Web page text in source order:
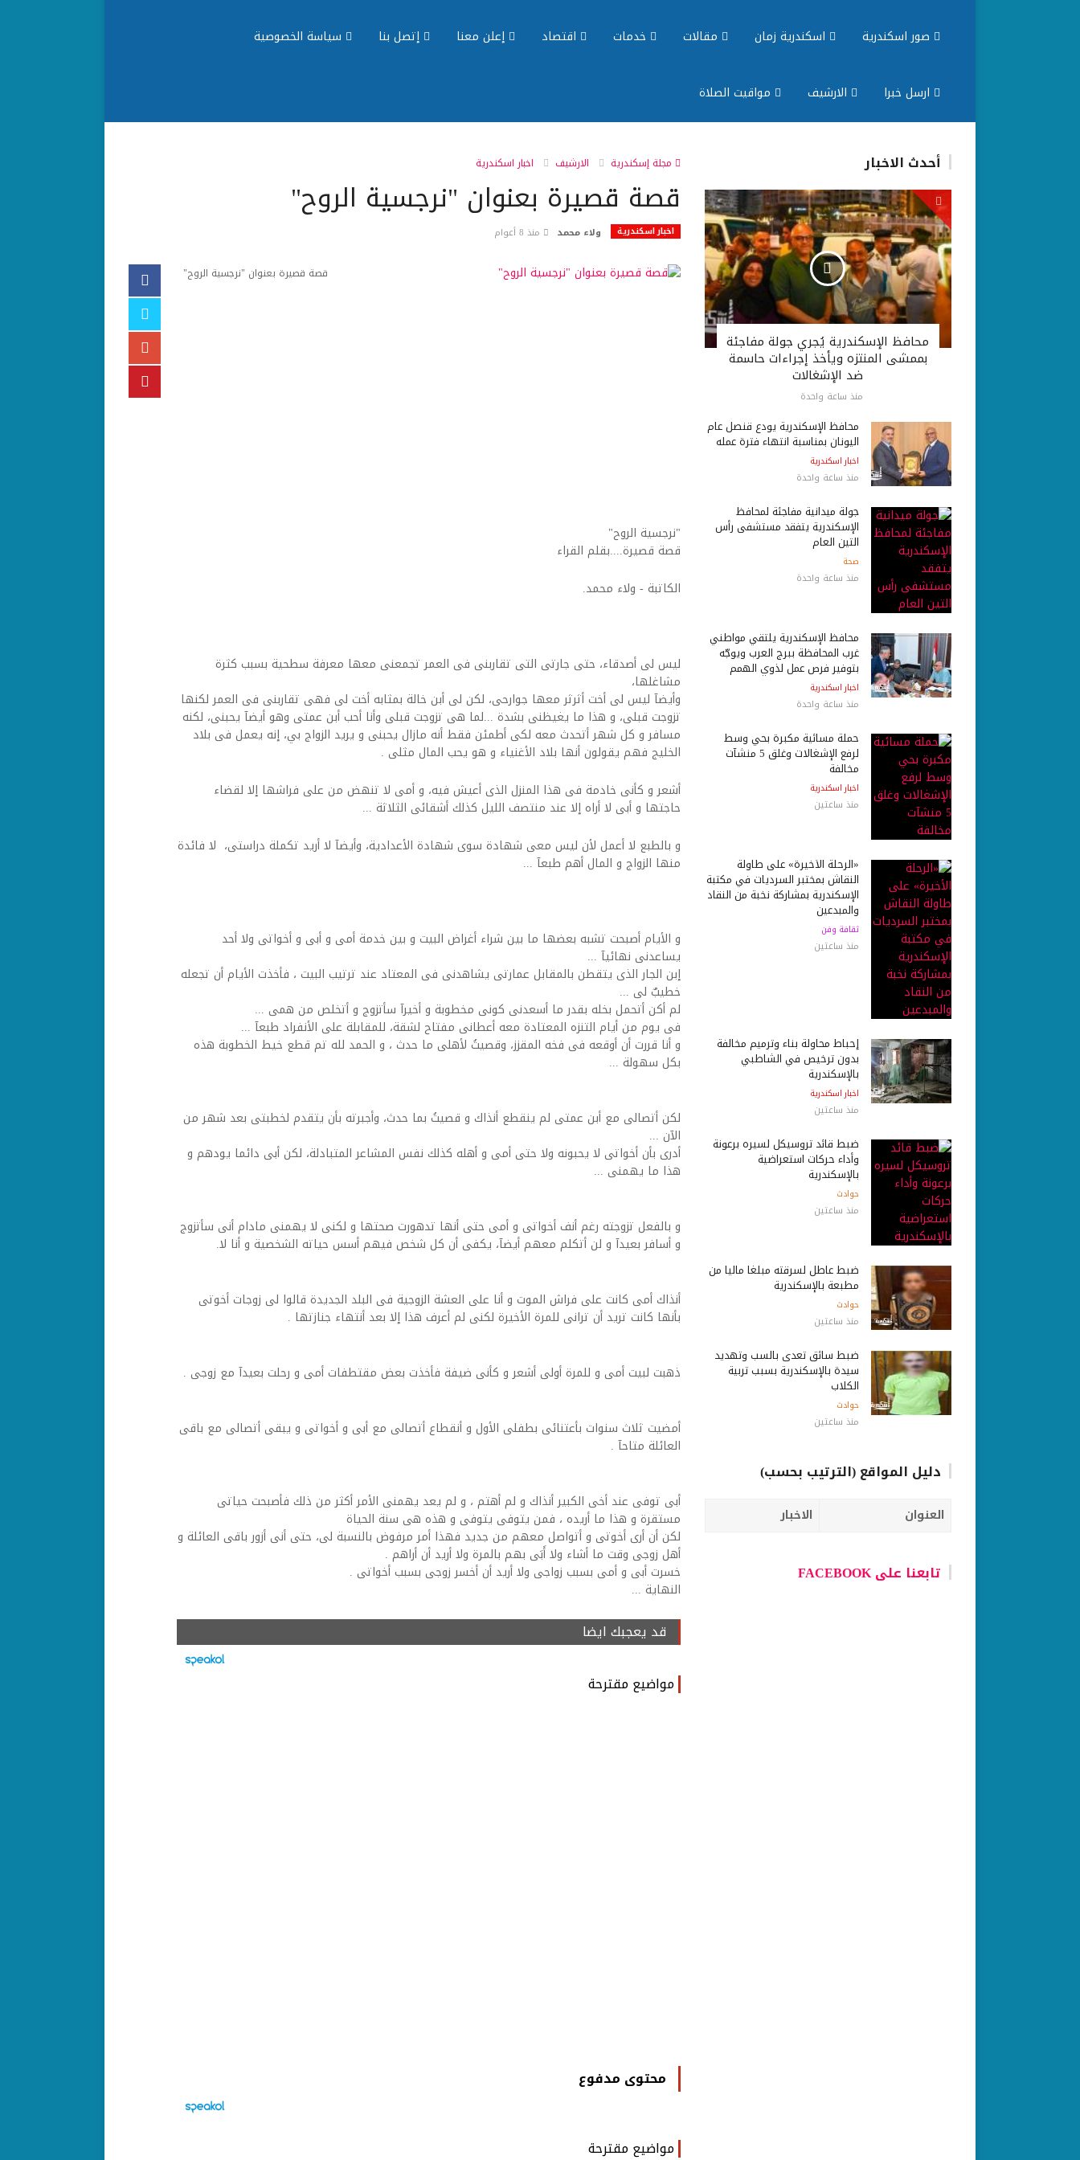
صور اسكندرية اسكندرية زمان مقالات خدمات اقتصاد إعلن معنا إتصل بنا سياسة الخصوصية
ارسل خبرا الارشيف مواقيت الصلاة
مجلة إسكندرية الارشيف اخبار اسكندرية
قصة قصيرة بعنوان "نرجسية الروح"
اخبار اسكندرية ولاء محمد منذ 8 أعوام
قصة قصيرة بعنوان "نرجسية الروح"
"نرجسية الروح"
قصة قصيرة....بقلم القراء
الكاتبة - ولاء محمد.
ليس لى أصدقاء، حتى جارتى التى تقاربنى فى العمر تجمعنى معها معرفة سطحية بسبب كثرة
مشاغلها،
وأيضآ ليس لى أخت أثرثر معها جوارحى، لكن لى أبن خالة بمثابه أخت لى فهى تقاربنى فى العمر لكنها
تزوجت قبلى، و هذا ما يغيظنى بشدة ...لما هى تزوجت قبلى وأنا أحب أبن عمتى وهو أيضآ يحبنى، لكنه
مسافر و كل شهر أتحدث معه لكى أطمئن فقط أنه مازال يحبنى و يريد الزواج بي،إنه يعمل فى بلاد
الخليج فهم يقولون أنها بلاد الأغنياء و هو يحب المال مثلى .
أشعر و كأنى خادمة فى هذا المنزل الذى أعيش فيه، و أمى لا تنهض من على فراشها إلا لقضاء
حاجتها و أبى لا أراه إلا عند منتصف الليل كذلك أشقائى الثلاثة ...
و بالطبع لا أعمل لأن ليس معى شهادة سوى شهادة الأعدادية، وأيضآ لا أريد تكملة دراستى، لا فائدة
منها الزواج و المال أهم طبعآ ...
و الأيام أصبحت تشبه بعضها ما بين شراء أغراض البيت و بين خدمة أمى و أبى و أخواتى ولا أحد
يساعدنى نهائيآ ...
إبن الجار الذى يتقطن بالمقابل عمارتى يشاهدنى فى المعتاد عند ترتيب البيت ، فأخذت الأيام أن تجعله
خطيبٌ لى ...
لم أكن أتحمل بخله بقدر ما أسعدنى كونى مخطوبة و أخيرآ سأتزوج و أتخلص من همى ...
فى يوم من أيام التنزه المعتادة معه أعطانى مفتاح لشقة، للمقابلة على الأنفراد طبعآ ...
و أنا قررت أن أوقعه فى فخه المقزز، وقصيتُ لأهلى ما حدث ، و الحمد لله تم قطع خيط الخطوبة هذه
بكل سهولة ...
لكن أتصالى مع أبن عمتى لم ينقطع أنذاك و قصيتُ بما حدث، وأجبرته بأن يتقدم لخطبتى بعد شهر من
الآن ...
أدرى بأن أخواتى لا يحبونه ولا حتى أمى و أهله كذلك نفس المشاعر المتبادلة، لكن أبى دائما يودهم و
هذا ما يهمنى ...
و بالفعل تزوجته رغم أنف أخواتى و أمى حتى أنها تدهورت صحتها و لكنى لا يهمنى مادام أنى سأتزوج
و أسافر بعيدآ و لن أتكلم معهم أيضآ، يكفى أن كل شخص فيهم أسس حياته الشخصية و أنا لا.
أنذاك أمى كانت على فراش الموت و أنا على العشة الزوجية فى البلد الجديدة قالوا لى زوجات أخوتى
بأنها كانت تريد أن ترانى للمرة الأخيرة لكنى لم أعرف هذا إلا بعد أنتهاء جنازتها .
ذهبت لبيت أمى و للمرة أولى أشعر و كأنى ضيفة فأخذت بعض مقتطفات أمى و رحلت بعيدآ مع زوجى .
أمضيت ثلاث سنوات بأعتنائى بطفلى الأول و أنقطاع أتصالى مع أبى و أخواتى و يبقى أتصالى مع باقى
العائلة متاحآ .
أبى توفى عند أخى الكبير أنذاك و لم أهتم ، و لم يعد يهمنى الأمر أكثر من ذلك فأصبحت حياتى
مستقرة و هذا ما أريده ، فمن يتوفى يتوفى و هذه هى سنة الحياة
لكن أن أرى أخوتى و أتواصل معهم من جديد فهذا أمر مرفوض بالنسبة لى، حتى أنى أزور باقى العائلة و
أهل زوجى وقت ما أشاء ولا أَبَى بهم بالمرة ولا أريد أن أراهم .
خسرت أبى و أمى بسبب زواجى ولا أريد أن أخسر زوجى بسبب أخواتى .
النهاية ...
قد يعجبك ايضا
مواضيع مقترحة
محتوى مدفوع
مواضيع مقترحة
أحدث الاخبار
محافظ الإسكندرية يُجري جولة مفاجئة
بممشى المنتزه ويأخذ إجراءات حاسمة
ضد الإشغالات
منذ ساعة واحدة
محافظ الإسكندرية يودع قنصل عام
اليونان بمناسبة انتهاء فترة عمله
اخبار اسكندرية
منذ ساعة واحدة
جولة ميدانية مفاجئة لمحافظ
الإسكندرية يتفقد مستشفى رأس
التين العام
صحة
منذ ساعة واحدة
محافظ الإسكندرية يلتقي مواطني
غرب المحافظة ببرج العرب ويوجّه
بتوفير فرص عمل لذوي الهمم
اخبار اسكندرية
منذ ساعة واحدة
حملة مسائية مكبرة بحي وسط
لرفع الإشغالات وغلق 5 منشآت
مخالفة
اخبار اسكندرية
منذ ساعتين
«الرحلة الأخيرة» على طاولة
النقاش بمختبر السرديات في مكتبة
الإسكندرية بمشاركة نخبة من النقاد
والمبدعين
ثقافة وفن
منذ ساعتين
إحباط محاولة بناء وترميم مخالفة
بدون ترخيص في الشاطبي
بالإسكندرية
اخبار اسكندرية
منذ ساعتين
ضبط قائد تروسيكل لسيره برعونة
وأداء حركات استعراضية
بالإسكندرية
حوادث
منذ ساعتين
ضبط عاطل لسرقته مبلغاً مالياً من
مطبعة بالإسكندرية
حوادث
منذ ساعتين
ضبط سائق تعدى بالسب وتهديد
سيدة بالإسكندرية بسبب تربية
الكلاب
حوادث
منذ ساعتين
دليل المواقع (الترتيب بحسب)
العنوان الاخبار
تابعنا على FACEBOOK